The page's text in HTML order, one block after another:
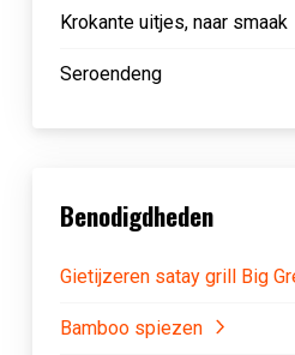
Krokante uitjes, naar smaak
Seroendeng
Benodigdheden
Gietijzeren satay grill Big
Bamboo spiezen